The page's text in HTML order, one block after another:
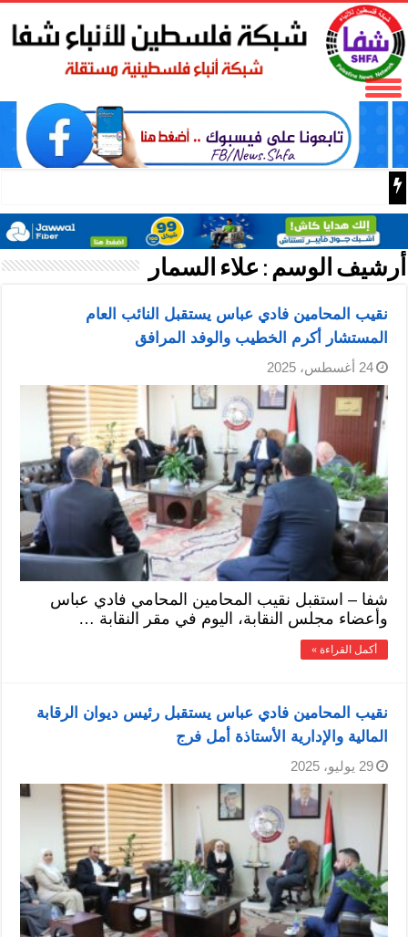
فتح تنعى المناضل نايف خويطر نائب أمين سر إقليم شرق
أرشيف الوسم : علاء السمار
نقيب المحامين فادي عباس يستقبل النائب العام
المستشار أكرم الخطيب والوفد المرافق
24 أغسطس، 2025
شفا – استقبل نقيب المحامين المحامي فادي عباس
وأعضاء مجلس النقابة، اليوم في مقر النقابة …
أكمل القراءة »
نقيب المحامين فادي عباس يستقبل رئيس ديوان الرقابة
المالية والإدارية الأستاذة أمل فرج
29 يوليو، 2025